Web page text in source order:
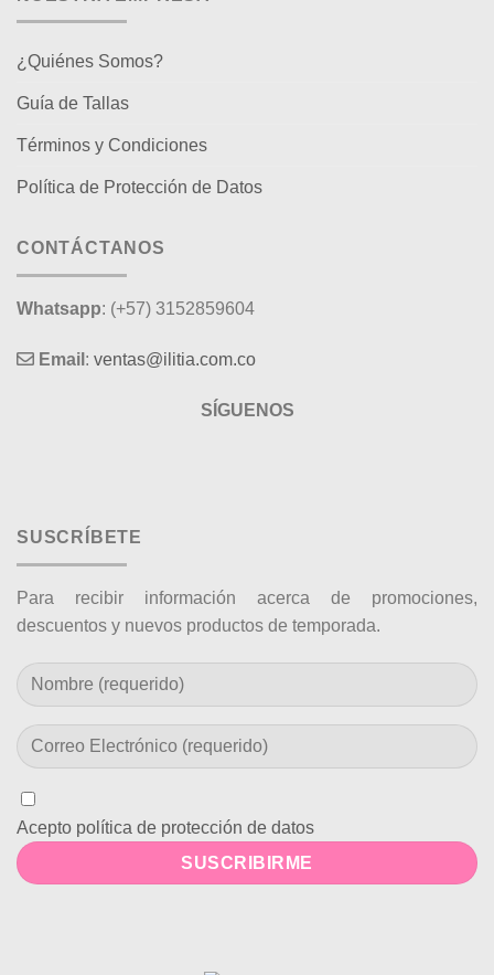
¿Quiénes Somos?
Guía de Tallas
Términos y Condiciones
Política de Protección de Datos
CONTÁCTANOS
Whatsapp: (+57) 3152859604
Email : ventas@ilitia.com.co
SÍGUENOS
SUSCRÍBETE
Para recibir información acerca de promociones,
descuentos y nuevos productos de temporada.
Acepto política de protección de datos